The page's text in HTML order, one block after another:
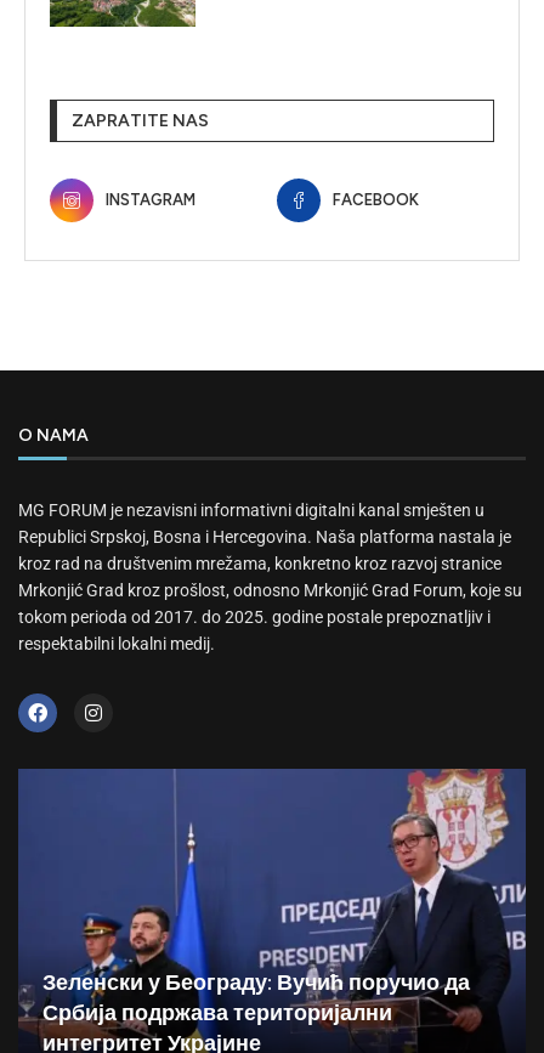
ZAPRATITE NAS
INSTAGRAM FACEBOOK
O NAMA
MG FORUM je nezavisni informativni digitalni kanal smješten u
Republici Srpskoj, Bosna i Hercegovina. Naša platforma nastala je
kroz rad na društvenim mrežama, konkretno kroz razvoj stranice
Mrkonjić Grad kroz prošlost, odnosno Mrkonjić Grad Forum, koje su
tokom perioda od 2017. do 2025. godine postale prepoznatljiv i
respektabilni lokalni medij.
Зеленски у Београду: Вучић поручио да
Србија подржава територијални
интегритет Украјине